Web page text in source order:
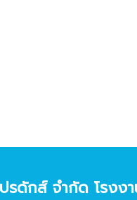
รดักส์ จํากัด โรงง